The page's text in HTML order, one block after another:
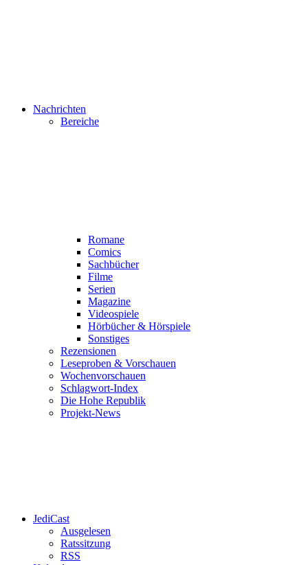
Nachrichten
Bereiche
Romane
Comics
Sachbücher
Filme
Serien
Magazine
Videospiele
Hörbücher & Hörspiele
Sonstiges
Rezensionen
Leseproben & Vorschauen
Wochenvorschauen
Schlagwort-Index
Die Hohe Republik
Projekt-News
JediCast
Ausgelesen
Ratssitzung
RSS